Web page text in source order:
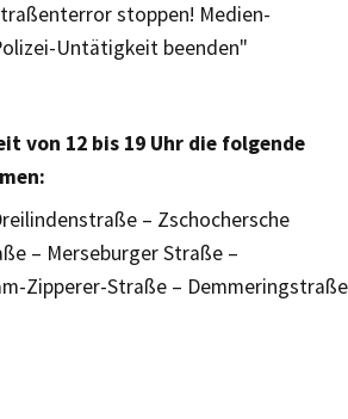
stoppen! Medien-
Untätigkeit beenden"
von 12 bis 19 Uhr die folgende
– Zschochersche
– Merseburger Straße –
Zipperer-Straße – Demmeringstraße